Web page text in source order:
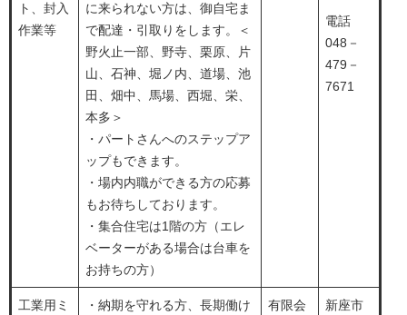
ト、封入
作業等
に来られない方は、御自宅ま
で配達・引取りをします。＜
野火止一部、野寺、栗原、片
山、石神、堀ノ内、道場、池
田、畑中、馬場、西堀、栄、
本多＞
・パートさんへのステップア
ップもできます。
・場内内職ができる方の応募
もお待ちしております。
・集合住宅は1階の方（エレ
ベーターがある場合は台車を
お持ちの方）
電話
048－
479－
7671
工業用ミ
・納期を守れる方、長期働け
有限会
新座市